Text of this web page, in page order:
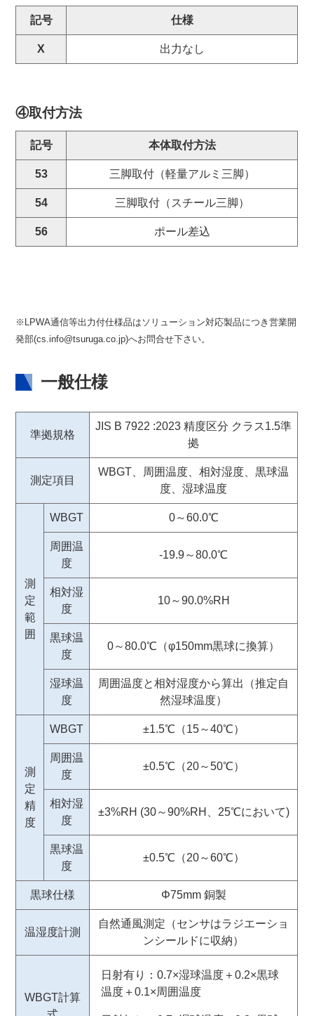
記号 仕様
X 出力なし
④取付方法
記号 本体取付方法
53 三脚取付（軽量アルミ三脚）
54 三脚取付（スチール三脚）
56 ポール差込
※LPWA通信等出力付仕様品はソリューション対応製品につき営業開
発部(cs.info@tsuruga.co.jp)へお問合せ下さい。
一般仕様
準拠規格
JIS B 7922 :2023 精度区分 クラス1.5準
拠
測定項目
WBGT、周囲温度、相対湿度、黒球温
度、湿球温度
測
定
範
囲
WBGT 0～60.0℃
周囲温
度
-19.9～80.0℃
相対湿
度
10～90.0%RH
黒球温
度
0～80.0℃（φ150mm黒球に換算）
湿球温
度
周囲温度と相対湿度から算出（推定自
然湿球温度）
測
定
精
度
WBGT ±1.5℃（15～40℃）
周囲温
度
±0.5℃（20～50℃）
相対湿
度
±3%RH (30～90%RH、25℃において)
黒球温
度
±0.5℃（20～60℃）
黒球仕様 Φ75mm 銅製
温湿度計測
自然通風測定（センサはラジエーショ
ンシールドに収納）
WBGT計算
日射有り：0.7×湿球温度＋0.2×黒球
温度＋0.1×周囲温度